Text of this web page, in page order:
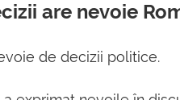
are nevoie
de decizii politice.